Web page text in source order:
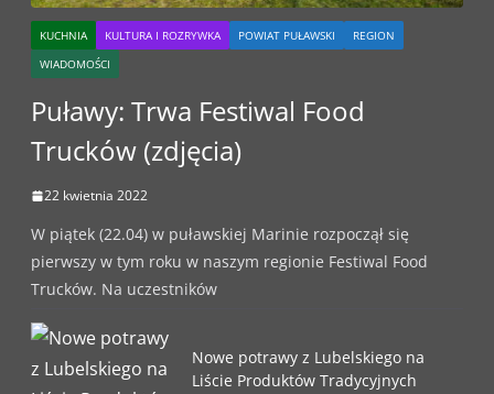
KUCHNIA KULTURA I ROZRYWKA POWIAT PUŁAWSKI
REGION
WIADOMOŚCI
Puławy: Trwa Festiwal Food
Trucków (zdjęcia)
22 kwietnia 2022
W piątek (22.04) w puławskiej Marinie rozpoczął się
pierwszy w tym roku w naszym regionie Festiwal Food
Trucków. Na uczestników
Nowe potrawy z Lubelskiego na
Liście Produktów Tradycyjnych